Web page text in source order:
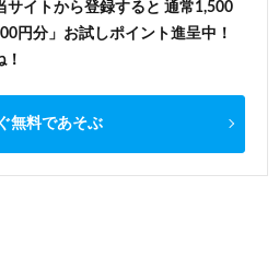
サイトから登録すると 通常1,500
円分」お試しポイント進呈中！
無料であそぶ